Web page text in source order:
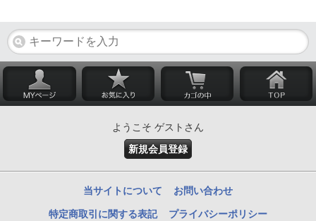
ようこそ ゲストさん
新規会員登録
当サイトについて お問い合わせ
特定商取引に関する表記 プライバシーポリシー